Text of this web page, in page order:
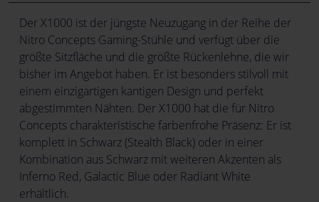
Der X1000 ist der jüngste Neuzugang in der Reihe der
Nitro Concepts Gaming-Stühle und verfügt über die
größte Sitzfläche und die größte Rückenlehne, die wir
bisher im Angebot haben. Er ist besonders stilvoll mit
einem einzigartigen kantigen Design und perfekt
abgestimmten Nähten. Der X1000 hat die für Nitro
Concepts charakteristische farbenfrohe Präsenz: Er ist
komplett in Schwarz (Stealth Black) oder in einer
Kombination aus Schwarz mit weiteren Akzenten als
Inferno Red, Galactic Blue oder Radiant White
erhältlich.